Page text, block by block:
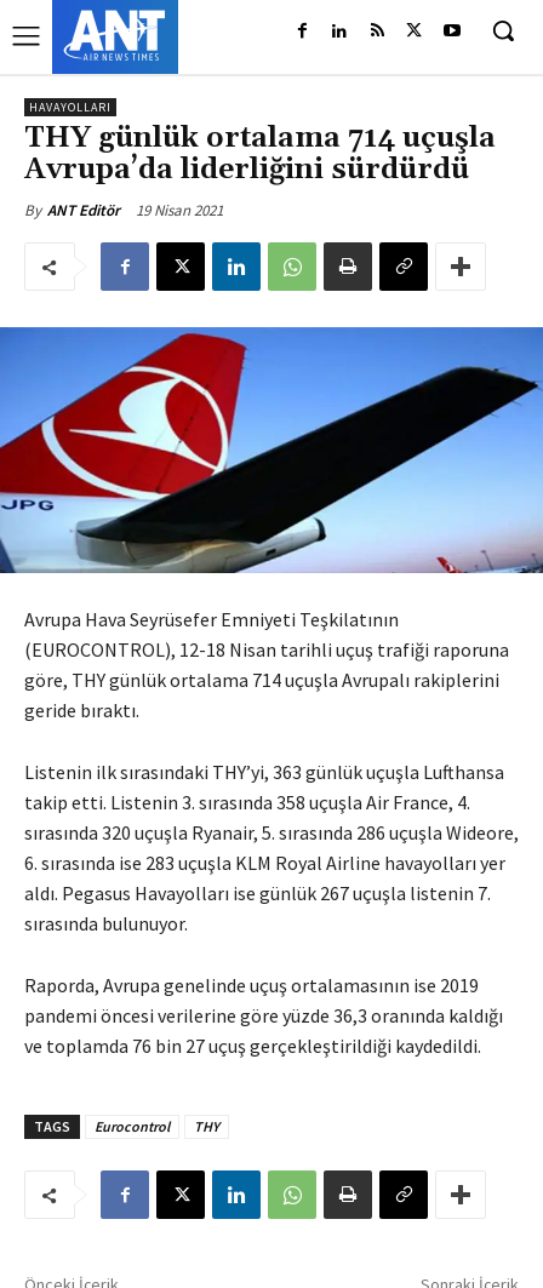
HAVAYOLLARI
THY günlük ortalama 714 uçuşla
Avrupa’da liderliğini sürdürdü
By ANT Editör 19 Nisan 2021
Avrupa Hava Seyrüsefer Emniyeti Teşkilatının
(EUROCONTROL), 12-18 Nisan tarihli uçuş trafiği raporuna
göre, THY günlük ortalama 714 uçuşla Avrupalı rakiplerini
geride bıraktı.
Listenin ilk sırasındaki THY’yi, 363 günlük uçuşla Lufthansa
takip etti. Listenin 3. sırasında 358 uçuşla Air France, 4.
sırasında 320 uçuşla Ryanair, 5. sırasında 286 uçuşla Wideore,
6. sırasında ise 283 uçuşla KLM Royal Airline havayolları yer
aldı. Pegasus Havayolları ise günlük 267 uçuşla listenin 7.
sırasında bulunuyor.
Raporda, Avrupa genelinde uçuş ortalamasının ise 2019
pandemi öncesi verilerine göre yüzde 36,3 oranında kaldığı
ve toplamda 76 bin 27 uçuş gerçekleştirildiği kaydedildi.
TAGS Eurocontrol THY